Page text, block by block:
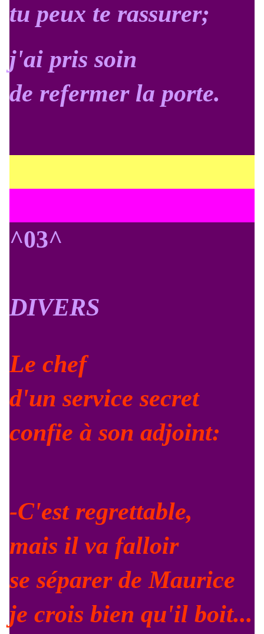
tu peux te rassurer;
j'ai pris soin
de refermer la porte.
^03^
DIVERS
Le chef
d'un service secret
confie à son adjoint:
-C'est regrettable,
mais il va falloir
se séparer de Maurice
je crois bien qu'il boit...